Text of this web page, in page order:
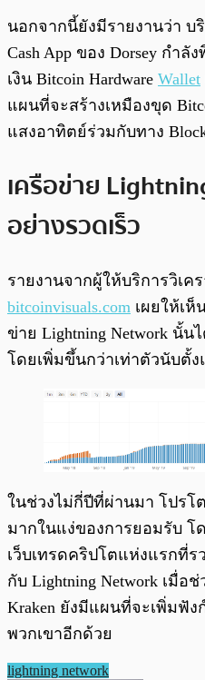
นอกจากนี้ยังมีรายงานว่า บ
Cash App ของ Dorsey กำ
เงิน Bitcoin Hardware Wallet
แผนที่จะสร้างเหมืองขุด
แสงอาทิตย์ร่วมกับทาง
เครือข่าย
อย่างรวดเร็ว
รายงานจากผู้ให้บริการวิเค
bitcoinvisuals.com เผยให้เ
ข่าย Lightning Network นั้น
โดยเพิ่มขึ้นกว่าเท่าตัวนับตั้
ในช่วงไม่กี่ปีที่ผ่านมา โปร
มากในแง่ของการยอมรับ โ
เว็บเทรดคริปโตแห่งแรกที่ร
กับ Lightning Network เมื่อ
Kraken ยังมีแผนที่จะเพิ่มฟั
พวกเขาอีกด้วย
lightning network